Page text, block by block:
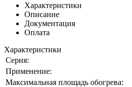
Характеристики
Описание
Документация
Оплата
Характеристики
Серия:
Применение:
Максимальная площадь обогрева: